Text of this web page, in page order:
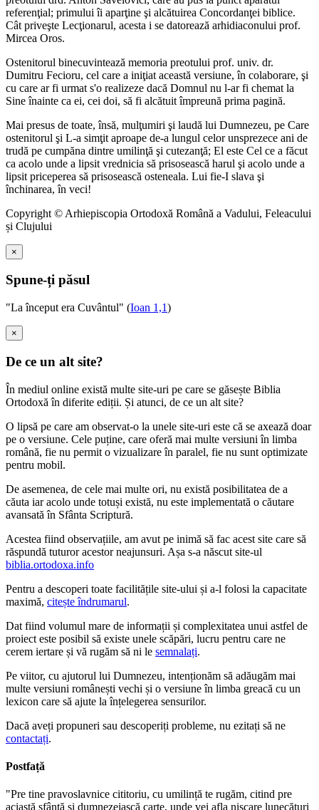
referenţial; primului îi aparţine şi alcătuirea Concordanţei biblice.
Cât priveşte Lecţionarul, acesta i se datorează arhidiaconului prof.
Mircea Oros.
Ostenitorul binecuvintează memoria preotului prof. univ. dr.
Dumitru Fecioru, cel care a iniţiat această versiune, în colaborare, şi
cu care ar fi urmat s'o realizeze dacă Domnul nu l-ar fi chemat la
Sine înainte ca ei, cei doi, să fi alcătuit împreună prima pagină.
Mai presus de toate, însă, mulţumiri şi laudă lui Dumnezeu, pe Care
ostenitorul şi L-a simţit aproape de-a lungul celor unsprezece ani de
trudă pe cumpăna dintre umilinţă şi cutezanţă; El este Cel ce a făcut
ca acolo unde a lipsit vrednicia să prisosească harul şi acolo unde a
lipsit priceperea să prisosească osteneala. Lui fie-I slava şi
închinarea, în veci!
Copyright © Arhiepiscopia Ortodoxă Română a Vadului, Feleacului
și Clujului
×
Spune-ți păsul
"La început era Cuvântul" (Ioan 1,1)
×
De ce un alt site?
În mediul online există multe site-uri pe care se găsește Biblia
Ortodoxă în diferite ediții. Și atunci, de ce un alt site?
O lipsă pe care am observat-o la unele site-uri este că se axează doar
pe o versiune. Cele puține, care oferă mai multe versiuni în limba
română, fie nu permit o vizualizare în paralel, fie nu sunt optimizate
pentru mobil.
De asemenea, de cele mai multe ori, nu există posibilitatea de a
căuta iar acolo unde totuși există, nu este implementată o căutare
avansată în Sfânta Scriptură.
Acestea fiind observațiile, am avut pe inimă să fac acest site care să
răspundă tuturor acestor neajunsuri. Așa s-a născut site-ul
biblia.ortodoxa.info
Pentru a descoperi toate facilitățile site-ului și a-l folosi la capacitate
maximă, citește îndrumarul.
Dat fiind volumul mare de informații și complexitatea unui astfel de
proiect este posibil să existe unele scăpări, lucru pentru care ne
cerem iertare și vă rugăm să ni le semnalați.
Pe viitor, cu ajutorul lui Dumnezeu, intenționăm să adăugăm mai
multe versiuni românești vechi și o versiune în limba greacă cu un
lexicon care să ajute la înțelegerea sensurilor.
Dacă aveți propuneri sau descoperiți probleme, nu ezitați să ne
contactați.
Postfață
"Pre tine pravoslavnice cititoriu, cu umilință te rugăm, citind pre
aciastă sfântă și dumnezeiască carte, unde vei afla niscare lunecături